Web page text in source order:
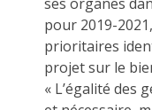
pour 2019-
prioritaires
projet sur le
« L’égalité des